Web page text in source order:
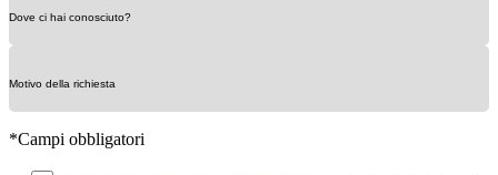
*Campi obbligatori